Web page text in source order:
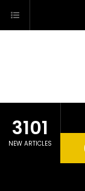
content
3101
NEW ARTICLES
ตรกำจัดเพลี้ย มด